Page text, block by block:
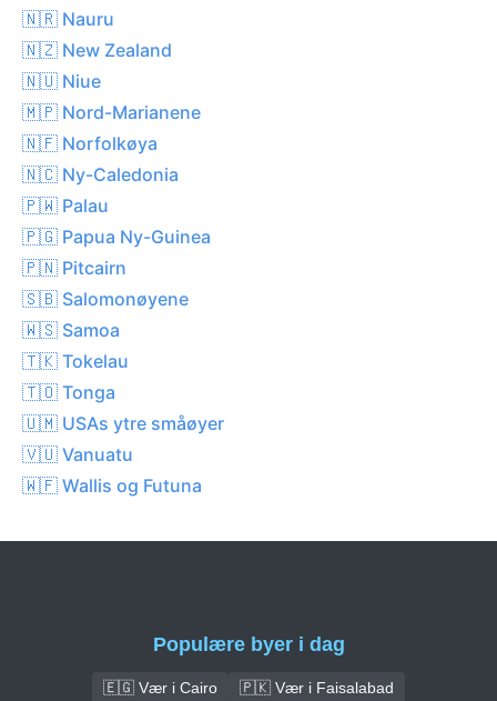
🇳🇷 Nauru
🇳🇿 New Zealand
🇳🇺 Niue
🇲🇵 Nord-Marianene
🇳🇫 Norfolkøya
🇳🇨 Ny-Caledonia
🇵🇼 Palau
🇵🇬 Papua Ny-Guinea
🇵🇳 Pitcairn
🇸🇧 Salomonøyene
🇼🇸 Samoa
🇹🇰 Tokelau
🇹🇴 Tonga
🇺🇲 USAs ytre småøyer
🇻🇺 Vanuatu
🇼🇫 Wallis og Futuna
Populære byer i dag
🇪🇬 Vær i Cairo
🇵🇰 Vær i Faisalabad